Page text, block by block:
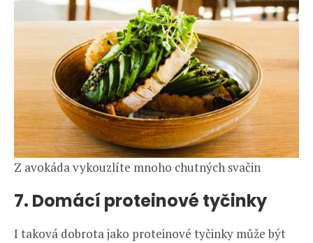
Z avokáda vykouzlíte mnoho chutných svačin
7. Domácí proteinové tyčinky
I taková dobrota jako proteinové tyčinky může být